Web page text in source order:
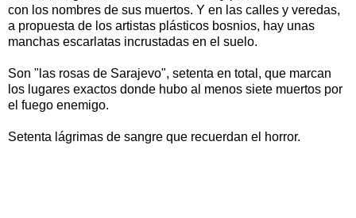
con los nombres de sus muertos. Y en las calles y veredas,
a propuesta de los artistas plásticos bosnios, hay unas
manchas escarlatas incrustadas en el suelo.
Son "las rosas de Sarajevo", setenta en total, que marcan
los lugares exactos donde hubo al menos siete muertos por
el fuego enemigo.
Setenta lágrimas de sangre que recuerdan el horror.